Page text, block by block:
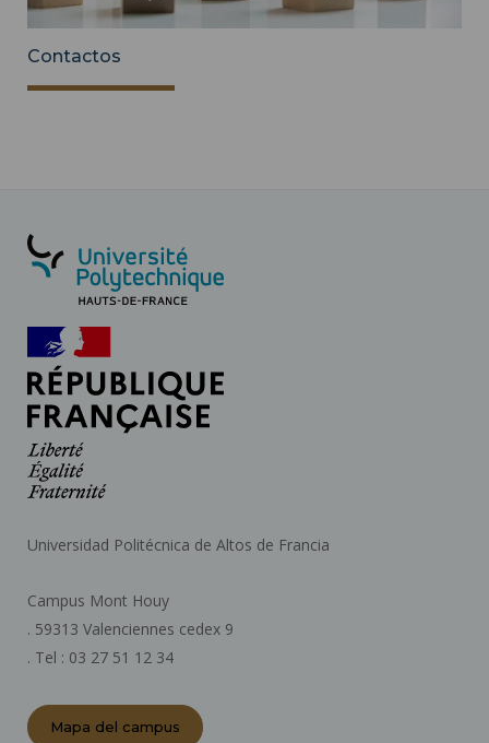
Contactos
Universidad Politécnica de Altos de Francia
Campus Mont Houy
. 59313 Valenciennes cedex 9
. Tel : 03 27 51 12 34
Mapa del campus